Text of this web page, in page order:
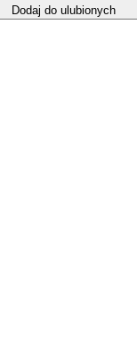
Dodaj do ulubionych